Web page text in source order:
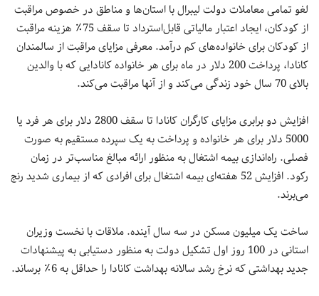
لغو تمامی معاملات دولت لیبرال با استان‌ها و مناطق در خصوص مراقبت
از کودکان، ایجاد اعتبار مالیاتی قابل‌استرداد تا سقف 75٪ هزینه مراقبت
از کودکان برای خانواده‌های کم درآمد. معرفی مزایای مراقبت از سالمندان
کانادا، پرداخت 200 دلار در ماه برای هر خانواده کانادایی که با والدین
بالای 70 سال خود زندگی می‌کند و از آنها مراقبت می‌کند.
افزایش دو برابری مزایای کارگران کانادا تا سقف 2800 دلار برای هر فرد یا
5000 دلار برای هر خانواده و پرداخت به یک سپرده مستقیم به صورت
فصلی. راه‌اندازی بیمه اشتغال به منظور ارائه مبالغ مناسب‌تر در زمان
رکود. افزایش 52 هفته‌ای بیمه اشتغال برای افرادی که از بیماری شدید رنج
می‌برند.
ساخت یک میلیون مسکن در سه سال آینده. ملاقات با نخست وزیران
استانی در 100 روز اول تشکیل دولت به منظور دستیابی به پیشنهادات
جدید بهداشتی که نرخ رشد سالانه بهداشت کانادا را حداقل به 6٪ برساند.